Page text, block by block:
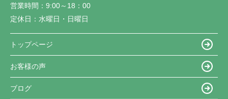
営業時間： 9:00～18：00
定休日： 水曜日・日曜日
トップページ
お客様の声
ブログ